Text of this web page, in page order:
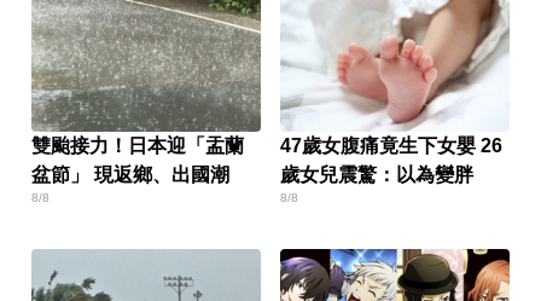
雙颱接力！日本迎「盂蘭
盆節」 現返鄉、出國潮
8/8
47歲女腹痛竟生下女嬰 26
歲女兒震驚：以為變胖
8/8